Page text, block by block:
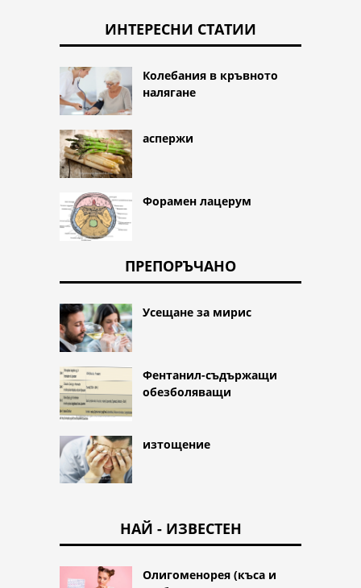
ИНТЕРЕСНИ СТАТИИ
Колебания в кръвното
налягане
аспержи
Форамен лацерум
ПРЕПОРЪЧАНО
Усещане за мирис
Фентанил-съдържащи
обезболяващи
изтощение
НАЙ - ИЗВЕСТЕН
Олигоменорея (къса и